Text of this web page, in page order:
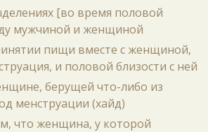
[во время половой
мужчиной и женщиной
пищи вместе с женщиной,
и половой близости с ней
берущей что-либо из
менструации (хайд)
что женщина, у которой